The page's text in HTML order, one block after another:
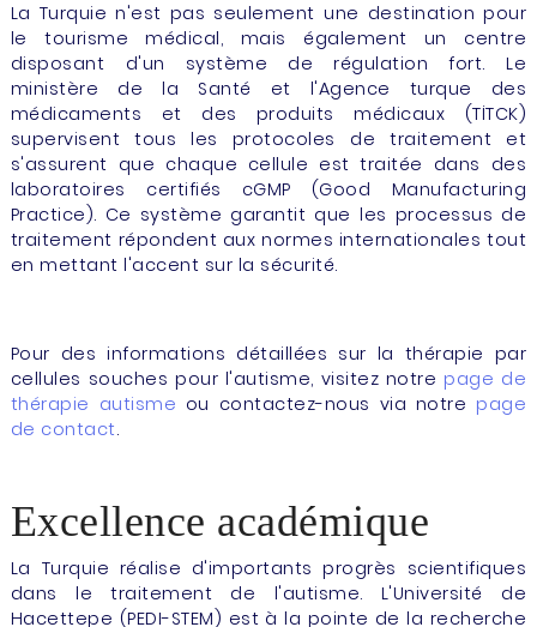
La Turquie n'est pas seulement une destination pour
le tourisme médical, mais également un centre
disposant d'un système de régulation fort. Le
ministère de la Santé et l'Agence turque des
médicaments et des produits médicaux (TİTCK)
supervisent tous les protocoles de traitement et
s'assurent que chaque cellule est traitée dans des
laboratoires certifiés cGMP (Good Manufacturing
Practice). Ce système garantit que les processus de
traitement répondent aux normes internationales tout
en mettant l'accent sur la sécurité.
Pour des informations détaillées sur la thérapie par
cellules souches pour l'autisme, visitez notre page de
thérapie autisme ou contactez-nous via notre page
de contact.
Excellence académique
La Turquie réalise d'importants progrès scientifiques
dans le traitement de l'autisme. L'Université de
Hacettepe (PEDI-STEM) est à la pointe de la recherche